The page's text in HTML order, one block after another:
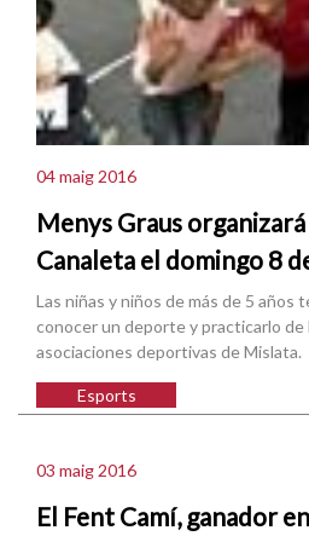
04 maig 2016
Menys Graus
Canaleta el domingo 8
Las niñas y niños de más de 5 años
conocer un deporte y practicarlo de
asociaciones deportivas de Mislata.
Esports
03 maig 2016
El Fent Camí, ganador